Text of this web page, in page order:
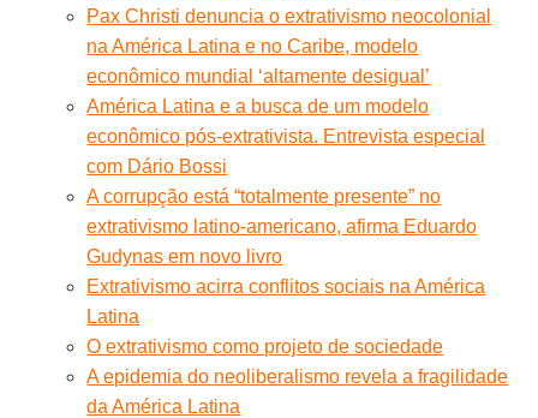
Pax Christi denuncia o extrativismo neocolonial
na América Latina e no Caribe, modelo
econômico mundial ‘altamente desigual’
América Latina e a busca de um modelo
econômico pós-extrativista. Entrevista especial
com Dário Bossi
A corrupção está “totalmente presente” no
extrativismo latino-americano, afirma Eduardo
Gudynas em novo livro
Extrativismo acirra conflitos sociais na América
Latina
O extrativismo como projeto de sociedade
A epidemia do neoliberalismo revela a fragilidade
da América Latina